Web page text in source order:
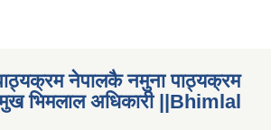
नेपालकै नमुना पाठ्यक्रम
भिमलाल अधिकारी ||Bhimlal